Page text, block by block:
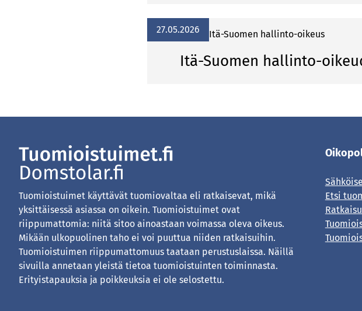
27.05.2026 Itä-Suomen hallinto-oikeus
Itä-Suomen hallinto-
Tuomioistuimet käyttävät tuomiovaltaa eli ratkaisevat, mikä
yksittäisessä asiassa on oikein. Tuomioistuimet ovat
riippumattomia: niitä sitoo ainoastaan voimassa oleva oikeus.
Mikään ulkopuolinen taho ei voi puuttua niiden ratkaisuihin.
Tuomioistuimen riippumattomuus taataan perustuslaissa. Näillä
sivuilla annetaan yleistä tietoa tuomioistuinten toiminnasta.
Erityistapauksia ja poikkeuksia ei ole selostettu.
Etsi